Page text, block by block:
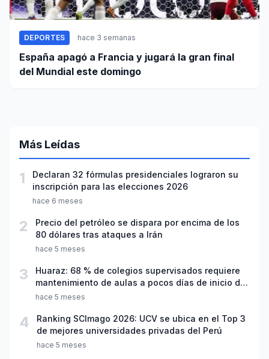
DEPORTES hace 3 semanas
España apagó a Francia y jugará la gran final
del Mundial este domingo
Más Leídas
1
Declaran 32 fórmulas presidenciales lograron su
inscripción para las elecciones 2026
hace 6 meses
2
Precio del petróleo se dispara por encima de los
80 dólares tras ataques a Irán
hace 5 meses
3
Huaraz: 68 % de colegios supervisados requiere
mantenimiento de aulas a pocos días de inicio del
año escolar 2026
hace 5 meses
4
Ranking SCImago 2026: UCV se ubica en el Top 3
de mejores universidades privadas del Perú
hace 5 meses